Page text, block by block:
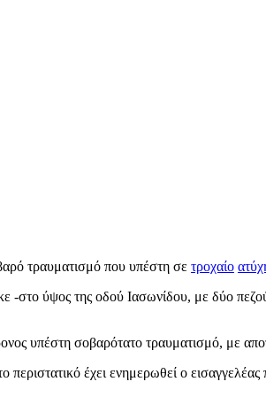
τραυματισμό που υπέστη σε τροχαίο
στο ύψος της οδού Ιασωνίδου, με δύο
υπέστη σοβαρότατο τραυματισμό, με
έχει ενημερωθεί ο εισαγγελέας